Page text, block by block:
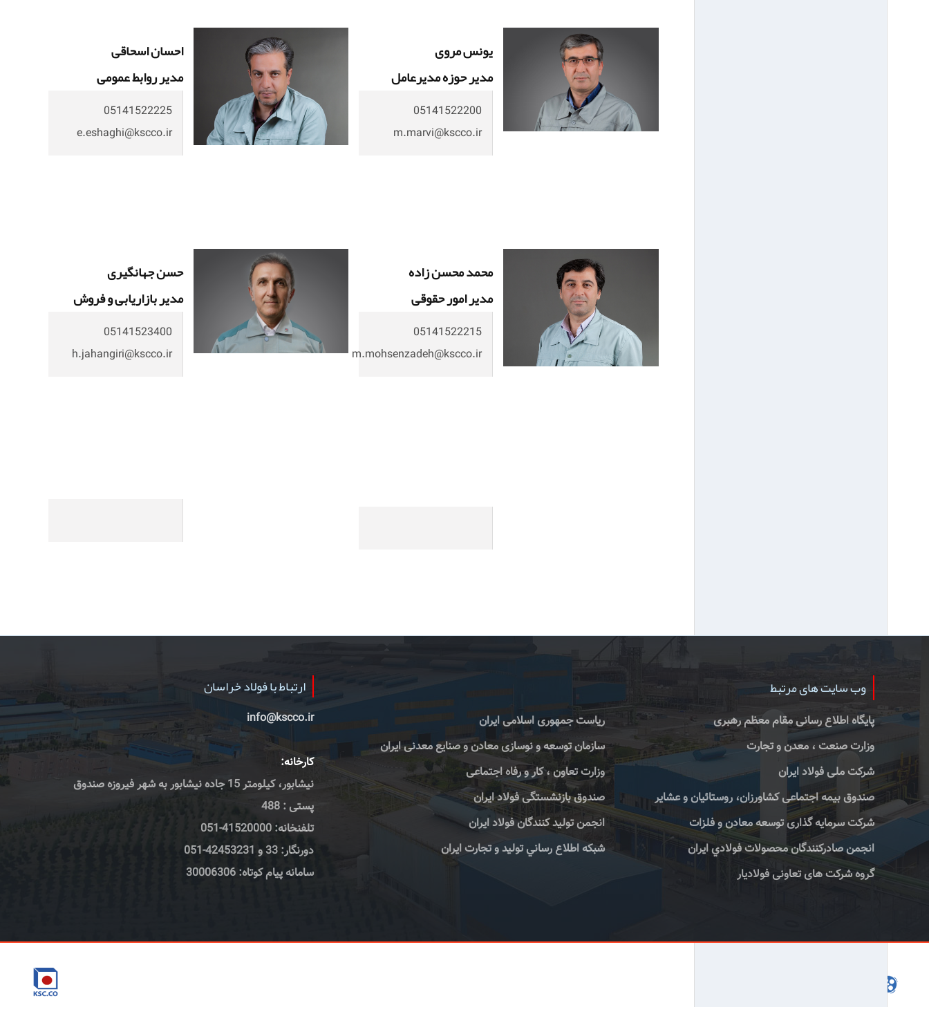
یونس مروی
مدیر حوزه مدیرعامل
05141522200
m.marvi@kscco.ir
احسان اسحاقی
مدیر روابط عمومی
05141522225
e.eshaghi@kscco.ir
محمد محسن زاده
مدیر امور حقوقی
05141522215
m.mohsenzadeh@kscco.ir
حسن جهانگیری
مدیر بازاریابی و فروش
05141523400
h.jahangiri@kscco.ir
ارتباط با فولاد خراسان
info@kscco.ir
کارخانه:
نیشابور، کیلومتر 15 جاده نیشابور به شهر فیروزه صندوق
پستی : 488
تلفنخانه: 41520000-051
دورنگار: 33 و 42453231-051
سامانه پیام کوتاه: 30006306
وب سایت های مرتبط
پایگاه اطلاع رسانی مقام معظم رهبری
ریاست جمهوری اسلامی ایران
وزارت صنعت ، معدن و تجارت
سازمان توسعه و نوسازی معادن و صنایع معدنی ایران
شرکت ملی فولاد ایران
وزارت تعاون ، کار و رفاه اجتماعی
صندوق بیمه اجتماعی کشاورزان، روستائیان و عشایر
صندوق بازنشستگی فولاد ایران
شرکت سرمایه گذاری توسعه معادن و فلزات
انجمن تولید کنندگان فولاد ایران
انجمن صادركنندگان محصولات فولادي ايران
شبكه اطلاع رساني توليد و تجارت ايران
گروه شرکت های تعاونی فولادیار